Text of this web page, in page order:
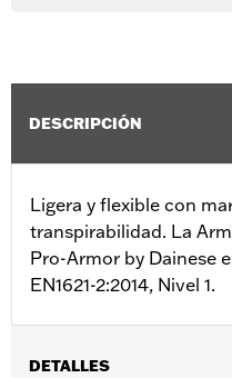
DESCRIPCIÓN
Ligera y flexible con
transpirabilidad. La
Pro-Armor by Dainese
EN1621-2:2014, Nivel 1.
DETALLES